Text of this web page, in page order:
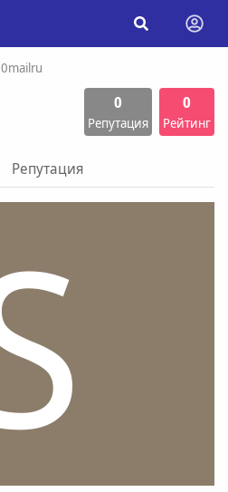
0
Репутация
0
Рейтинг
Репутация